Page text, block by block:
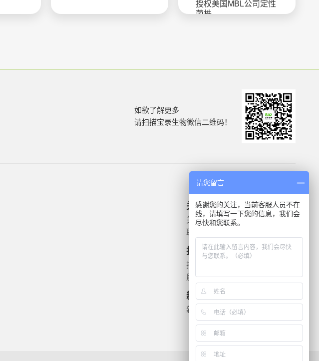
授权美国MBL公司定性
菌株
如欲了解更多
请扫描宝录生物微信二维码！
关于我们
关于我们
联系我们
技术支持
技术文档
质检报告
新闻资讯
新闻动态
产品信息
微生物质控菌株
遗传毒理
药敏检测
请您留言
感谢您的关注，当前客服人员不在
线，请填写一下您的信息，我们会
尽快和您联系。